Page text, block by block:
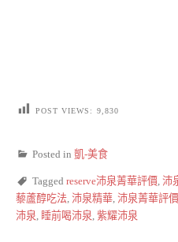
POST VIEWS: 9,830
Posted in 凱-美食
Tagged reserve沛泉菁華評價, 沛
藜蘆醇吃法, 沛泉精華, 沛泉菁華評價
沛泉, 睡前喝沛泉, 紫耀沛泉